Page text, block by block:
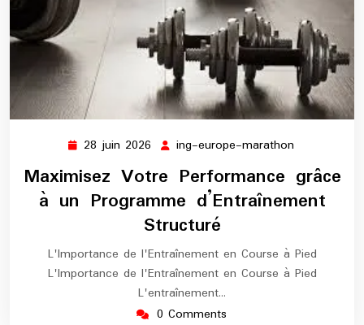
28 juin 2026 28
2026
ing-europe-marathon
europe-
marathon
Maximisez Votre Performance grâce
à un Programme d’Entraînement
Structuré
L'Importance de l'Entraînement en Course à Pied
L'Importance de l'Entraînement en Course à Pied
L'entraînement…
0 Comments